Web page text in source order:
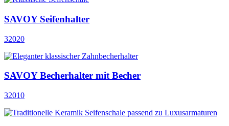
SAVOY Seifenhalter
32020
SAVOY Becherhalter mit Becher
32010